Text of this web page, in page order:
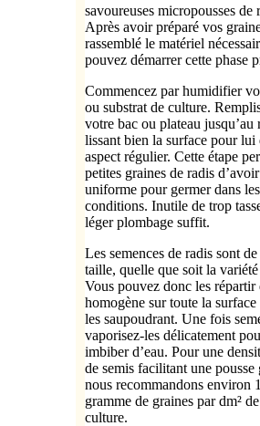
savoureuses micropousses de
Après avoir préparé vos
rassemblé le matériel
pouvez démarrer cette phase
Commencez par humidifier
ou substrat de culture.
votre bac ou plateau jusqu’au
lissant bien la surface pour lui
aspect régulier. Cette étape
petites graines de radis
uniforme pour germer dans
conditions. Inutile de trop
léger plombage suffit.
Les semences de radis sont
taille, quelle que soit la
Vous pouvez donc les répartir
homogène sur toute la surface
les saupoudrant. Une fois
vaporisez-les délicatement
imbiber d’eau. Pour une
de semis facilitant une pousse
nous recommandons environ
gramme de graines par dm²
culture.